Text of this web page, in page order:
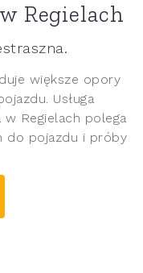
Regielach
większe opory
Usługa
w Regielach polega
do pojazdu i próby